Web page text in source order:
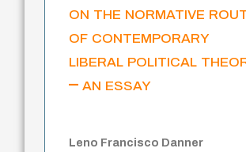
on the normative
of contemporary
liberal political
– an essay
Leno Francisco Danner